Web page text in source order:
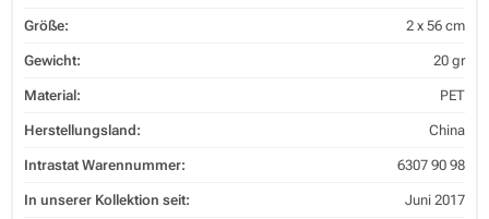
Größe: 2 x 56 cm
Gewicht: 20 gr
Material: PET
Herstellungsland: China
Intrastat Warennummer: 6307 90 98
In unserer Kollektion seit: Juni 2017